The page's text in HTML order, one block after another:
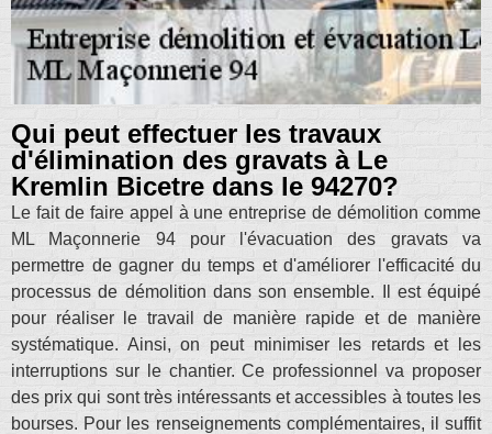
Qui peut effectuer les travaux
d'élimination des gravats à Le
Kremlin Bicetre dans le 94270?
Le fait de faire appel à une entreprise de démolition comme
ML Maçonnerie 94 pour l'évacuation des gravats va
permettre de gagner du temps et d'améliorer l'efficacité du
processus de démolition dans son ensemble. Il est équipé
pour réaliser le travail de manière rapide et de manière
systématique. Ainsi, on peut minimiser les retards et les
interruptions sur le chantier. Ce professionnel va proposer
des prix qui sont très intéressants et accessibles à toutes les
bourses. Pour les renseignements complémentaires, il suffit